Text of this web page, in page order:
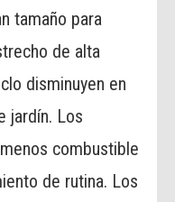
tamaño para
de alta
disminuyen en
jardín. Los
combustible
de rutina. Los